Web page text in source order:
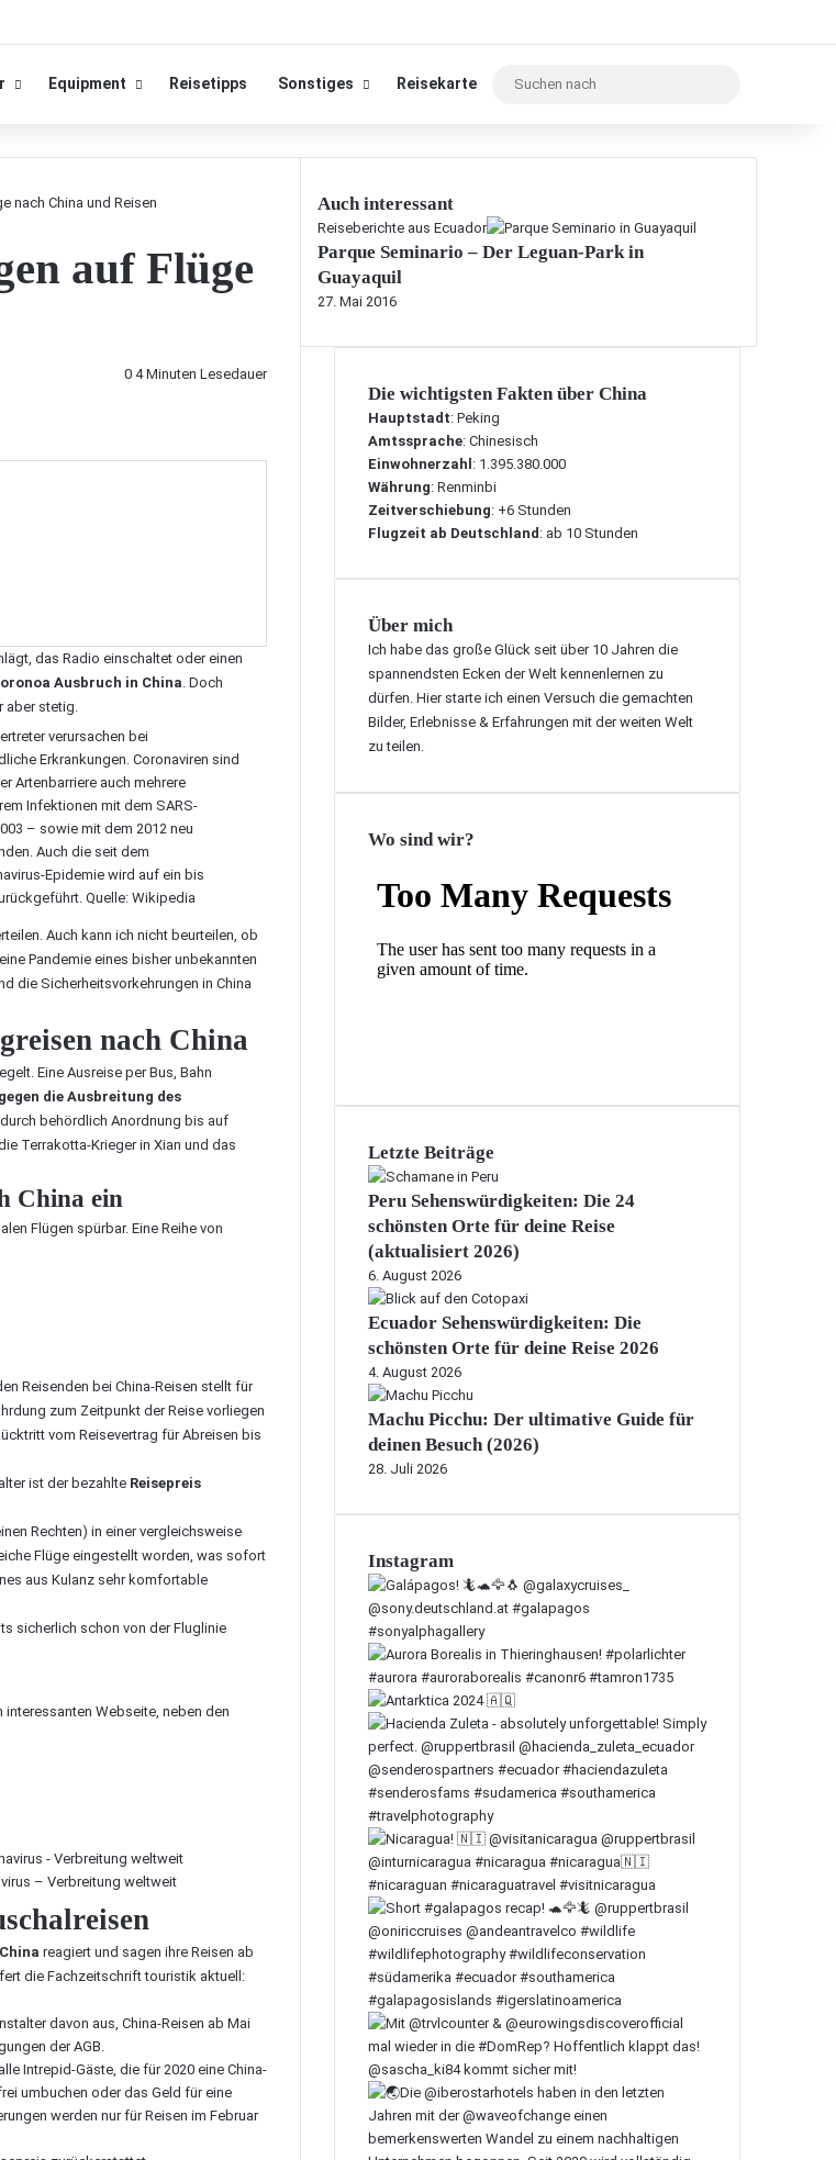
Equipment Reisetipps Sonstiges Reisekarte
nach China und Reisen
auf Flüge
0 4 Minuten Lesedauer
das Radio einschaltet oder einen
Ausbruch in China. Doch
aber stetig.
verursachen bei
Erkrankungen. Coronaviren sind
Artenbarriere auch mehrere
Infektionen mit dem SARS-
– sowie mit dem 2012 neu
Auch die seit dem
Epidemie wird auf ein bis
Quelle: Wikipedia
Auch kann ich nicht beurteilen, ob
Pandemie eines bisher unbekannten
die Sicherheitsvorkehrungen in China
nach China
Eine Ausreise per Bus, Bahn
die Ausbreitung des
durch behördlich Anordnung bis auf
Terrakotta-Krieger in Xian und das
China ein
Flügen spürbar. Eine Reihe von
Reisenden bei China-Reisen stellt für
zum Zeitpunkt der Reise vorliegen
vom Reisevertrag für Abreisen bis
ist der bezahlte Reisepreis
Rechten) in einer vergleichsweise
Flüge eingestellt worden, was sofort
aus Kulanz sehr komfortable
sicherlich schon von der Fluglinie
Webseite, neben den
– Verbreitung weltweit
reagiert und sagen ihre Reisen ab
die Fachzeitschrift touristik aktuell :
davon aus, China-Reisen ab Mai
der AGB.
Intrepid-Gäste, die für 2020 eine China-
umbuchen oder das Geld für eine
werden nur für Reisen im Februar
Auch interessant
S
c
h
l
e
Reiseberichte aus Ecuador
Parque Seminario – Der Leguan-Park in
Guayaquil
27. Mai 2016
Die wichtigsten Fakten über China
Hauptstadt: Peking
Amtssprache: Chinesisch
Einwohnerzahl : 1.395.380.000
Währung: Renminbi
Zeitverschiebung: +6 Stunden
Flugzeit ab Deutschland : ab 10 Stunden
Über mich
Ich habe das große Glück seit über 10 Jahren die
spannendsten Ecken der Welt kennenlernen zu
dürfen. Hier starte ich einen Versuch die gemachten
Bilder, Erlebnisse & Erfahrungen mit der weiten Welt
zu teilen.
Wo sind wir?
Letzte Beiträge
Peru Sehenswürdigkeiten: Die 24
schönsten Orte für deine Reise
(aktualisiert 2026)
6. August 2026
Ecuador Sehenswürdigkeiten: Die
schönsten Orte für deine Reise 2026
4. August 2026
Machu Picchu: Der ultimative Guide für
deinen Besuch (2026)
28. Juli 2026
Instagram